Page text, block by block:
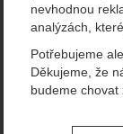
nevhodnou
analýzách,
Potřebujeme
Děkujeme, že
budeme chovat